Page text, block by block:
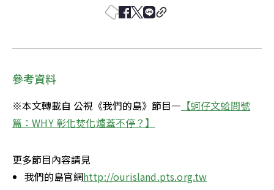
參考資料
※本文轉載自 公視《我們的島》節目— 【蚵仔文蛤問號
篇：WHY 彰化焚化爐蓋不停？】
更多節目內容請見
我們的島官網http://ourisland.pts.org.tw